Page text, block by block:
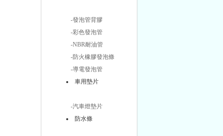
-發泡管背膠
-彩色發泡管
-NBR耐油管
-防火橡膠發泡條
-導電發泡管
車用墊片
-汽車燈墊片
防水條